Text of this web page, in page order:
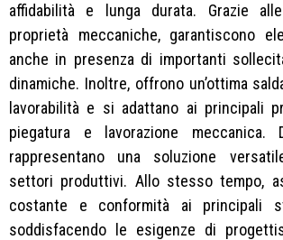
affidabilità e lunga durata. Grazie
proprietà meccaniche, garantiscono
anche in presenza di importanti
dinamiche. Inoltre, offrono un’ottima
lavorabilità e si adattano ai principali
piegatura e lavorazione meccanica.
rappresentano una soluzione
settori produttivi. Allo stesso tempo,
costante e conformità ai principali
soddisfacendo le esigenze di